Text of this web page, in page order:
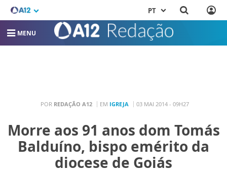
PT
MENU
POR REDAÇÃO A12 EM IGREJA 03 MAI 2014 - 09H27
Morre aos 91 anos dom Tomás
Balduíno, bispo emérito da
diocese de Goiás